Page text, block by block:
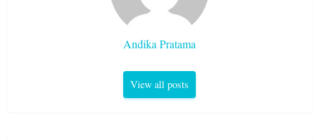
Andika Pratama
View all posts